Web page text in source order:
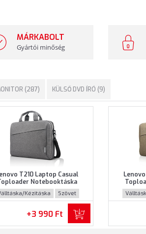
MÁRKABOLT
Gyártói minőség
(287) KÜLSŐ DVD ÍRÓ (9)
T210 Laptop Casual
Notebooktáska
- Maximum 15.6"
notebookokhoz - Szürke
színben
Kézitáska Szövet
+3 990 Ft
méretű